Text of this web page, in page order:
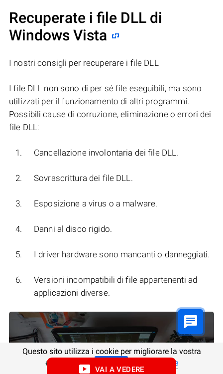
Recuperate i file DLL di
Windows Vista
I nostri consigli per recuperare i file DLL
I file DLL non sono di per sé file eseguibili, ma sono
utilizzati per il funzionamento di altri programmi.
Possibili cause di corruzione, eliminazione o errori dei
file DLL:
Cancellazione involontaria dei file DLL.
Sovrascrittura dei file DLL.
Esposizione a virus o a malware.
Danni al disco rigido.
I driver hardware sono mancanti o danneggiati.
Versioni incompatibili di file appartenenti ad
applicazioni diverse.
VAI A VEDERE
Questo sito utilizza i cookie per migliorare la vostra
esperienza.
Descrizione